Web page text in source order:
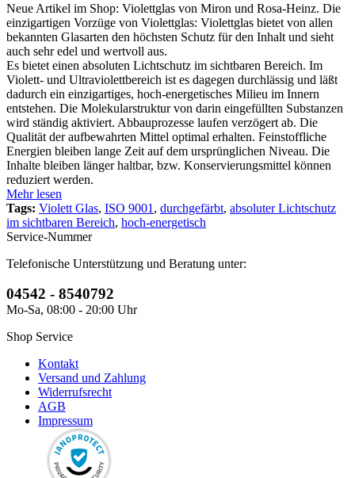
Neue Artikel im Shop: Violettglas von Miron und Rosa-Heinz. Die
einzigartigen Vorzüge von Violettglas: Violettglas bietet von allen
bekannten Glasarten den höchsten Schutz für den Inhalt und sieht
auch sehr edel und wertvoll aus.
Es bietet einen absoluten Lichtschutz im sichtbaren Bereich. Im
Violett- und Ultraviolettbereich ist es dagegen durchlässig und läßt
dadurch ein einzigartiges, hoch-energetisches Milieu im Innern
entstehen. Die Molekularstruktur von darin eingefüllten Substanzen
wird ständig aktiviert. Abbauprozesse laufen verzögert ab. Die
Qualität der aufbewahrten Mittel optimal erhalten. Feinstoffliche
Energien bleiben lange Zeit auf dem ursprünglichen Niveau. Die
Inhalte bleiben länger haltbar, bzw. Konservierungsmittel können
reduziert werden.
Mehr lesen
Tags: Violett Glas, ISO 9001 , durchgefärbt, absoluter Lichtschutz
im sichtbaren Bereich, hoch-energetisch
Service-Nummer
Telefonische Unterstützung und Beratung unter:
04542 - 8540792
Mo-Sa, 08:00 - 20:00 Uhr
Shop Service
Kontakt
Versand und Zahlung
Widerrufsrecht
AGB
Impressum